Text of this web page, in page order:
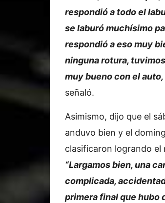
respondió a todo el
se laburó muchísimo
respondió a eso muy
ninguna rotura,
muy bueno con el
señaló.
Asimismo, dijo que el
anduvo bien y el
clasificaron logrando el
“Largamos bien, una
complicada,
primera final que hubo